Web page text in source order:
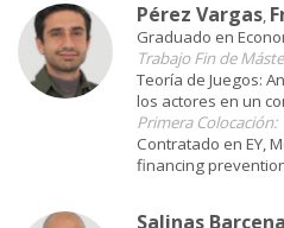
Pérez Vargas,
Graduado en
Trabajo Fin de
Teoría de Juegos:
los actores en un
Primera Colocación:
Contratado en EY,
financing
Salinas